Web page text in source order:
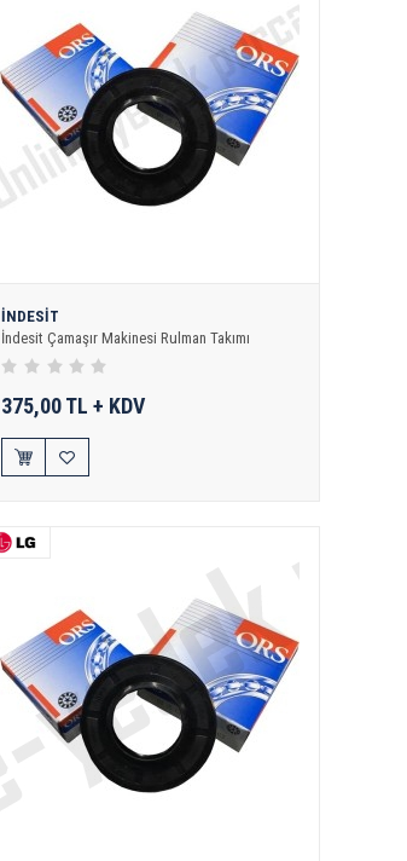
İNDESİT
İndesit Çamaşır Makinesi Rulman Takımı
375,00 TL + KDV